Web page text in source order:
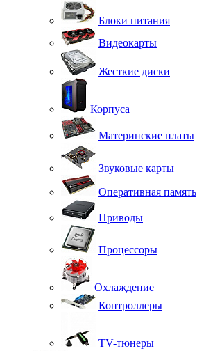
Блоки питания
Видеокарты
Жесткие диски
Корпуса
Материнские платы
Звуковые карты
Оперативная память
Приводы
Процессоры
Охлаждение
Контроллеры
TV-тюнеры